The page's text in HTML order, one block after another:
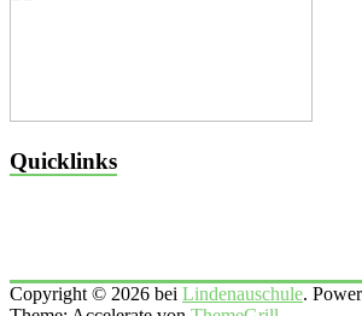
Quicklinks
Copyright © 2026 bei Lindenauschule.